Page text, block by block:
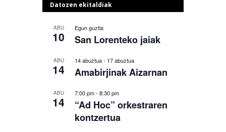
Datozen ekitaldiak
ABU
10
Egun guztia
San Lorenteko jaiak
ABU
14
14 abuztua- 17 abuztua
Amabirjinak Aizarnan
ABU
14
7:00 pm- 8:30 pm
“Ad Hoc” orkestraren
kontzertua